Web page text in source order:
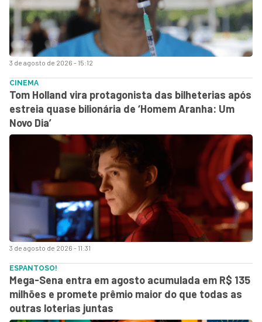
3 de agosto de 2026 - 15:12
3 de agosto de 2026 - 11:31
CINEMA
Tom Holland vira protagonista das bilheterias após
estreia quase bilionária de ‘Homem Aranha: Um
Novo Dia’
ESPANTOSO!
Mega-Sena entra em agosto acumulada em R$ 135
milhões e promete prêmio maior do que todas as
outras loterias juntas